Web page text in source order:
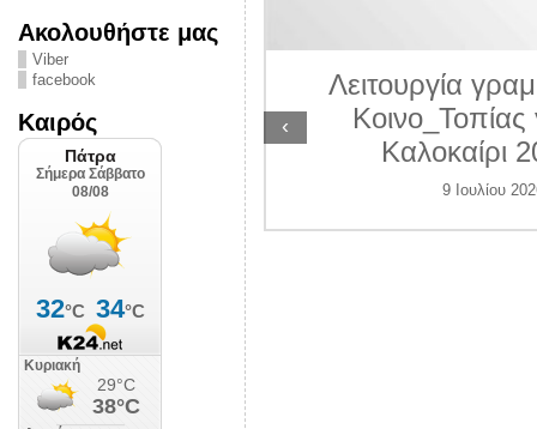
Ακολουθήστε μας
Viber
facebook
Καιρός
2026
Λειτουργία
Κοινο_Τοπίας
Καλοκαίρι
9 Ιουλίου
‹